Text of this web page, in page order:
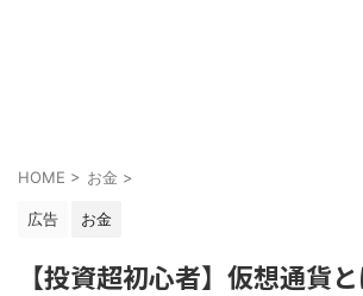
HOME > お金 >
広告 お金
【投資超初心者】仮想通貨